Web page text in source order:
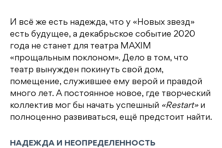
И всё же есть надежда, что у «Новых звезд»
есть будущее, а декабрьское событие 2020
года не станет для театра MAXIM
«прощальным поклоном». Дело в том, что
театр вынужден покинуть свой дом,
помещение, служившее ему верой и правдой
много лет. А постоянное новое, где творческий
коллектив мог бы начать успешный «Restart» и
полноценно развиваться, ещё предстоит найти.
НАДЕЖДА И НЕОПРЕДЕЛЕННОСТЬ